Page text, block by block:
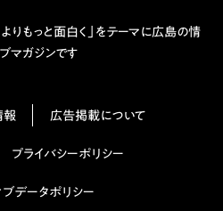
りもっと面白く」をテーマに広島の情
マガジンです
報 広告掲載について
プライバシーポリシー
ブデータポリシー